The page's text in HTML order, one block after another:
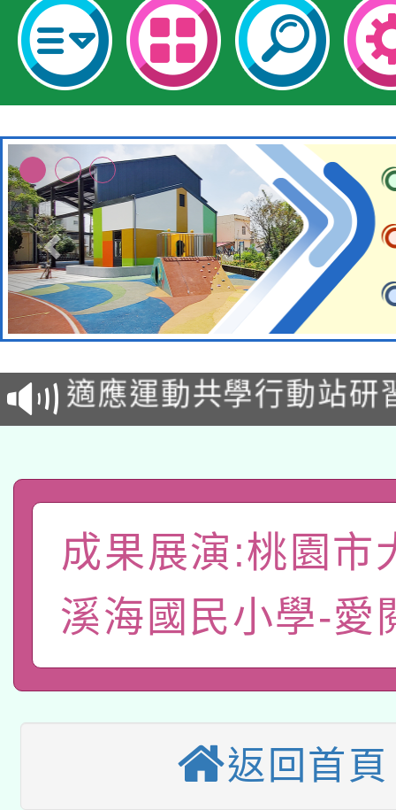
本校115學年度第2次
招甄選結果公告(無人
適應運動共學行動站研
本館辦理115年度閱讀
暨閱讀推動專業研習
科技賦能─人工智慧
礎課程
「數位內容與教學軟體
pilot」
有關大陸委員會函釋公
業技術研究院辦理「
用水績優單位及節水達
115年8月22日(星期六
桃園市孔廟祈福系列
2026年桃園地景藝術
本校115學年度第2次
成果展演:桃園市
溪海國民小學-愛
返回首頁